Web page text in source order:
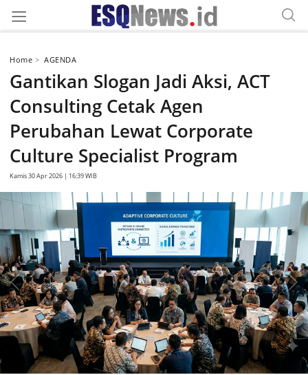
Home AGENDA
Gantikan Slogan Jadi Aksi, ACT
Consulting Cetak Agen
Perubahan Lewat Corporate
Culture Specialist Program
Kamis 30 Apr 2026 | 16:39 WIB